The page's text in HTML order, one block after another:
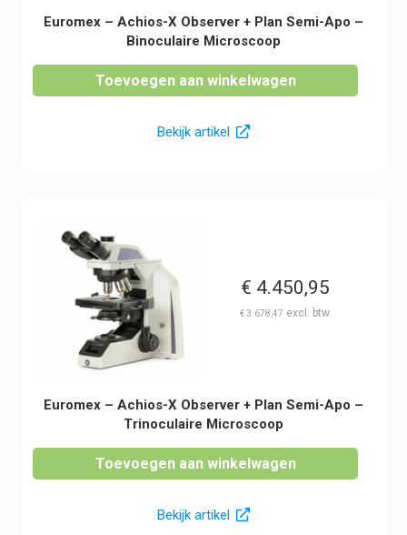
Euromex – Achios-X Observer + Plan Semi-Apo –
Binoculaire Microscoop
Toevoegen aan winkelwagen
Bekijk artikel
€ 4.450,95
€3.678,47
Euromex – Achios-X Observer + Plan Semi-Apo –
Trinoculaire Microscoop
Toevoegen aan winkelwagen
Bekijk artikel